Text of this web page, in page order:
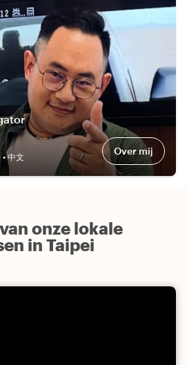
中文 Over mij
onze lokale
in Taipei